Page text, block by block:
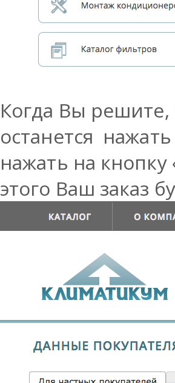
Когда Вы
останется
нажать на
этого Ваш заказ